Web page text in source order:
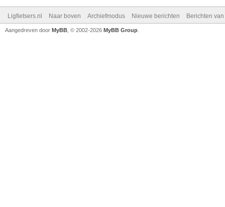
Ligfietsers.nl Naar boven Archiefmodus Nieuwe berichten Berichten
Aangedreven door MyBB , © 2002-2026 MyBB Group